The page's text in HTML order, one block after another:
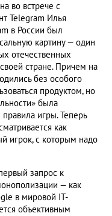
во встрече с
Telegram Илья
в России был
картину — один
отечественных
стране. Причем на
без особого
продуктом, но
была
игры. Теперь
как
игрок, с которым надо
запрос к
— как
в мировой IT-
объективным